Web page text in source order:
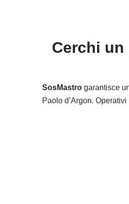
Cerchi
SosMastro garantisce
Paolo d’Argon.